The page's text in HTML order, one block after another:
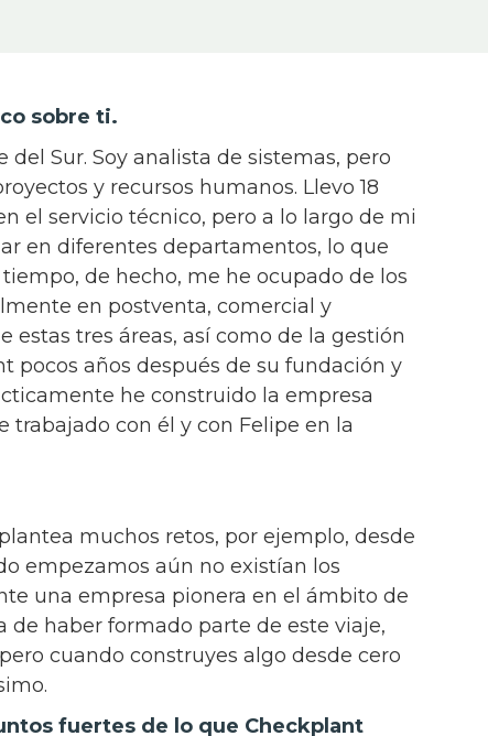
sobre ti.
del Sur. Soy analista de sistemas, pero
y recursos humanos. Llevo 18
el servicio técnico, pero a lo largo de mi
en diferentes departamentos, lo que
de hecho, me he ocupado de los
en postventa, comercial y
tres áreas, así como de la gestión
pocos años después de su fundación y
he construido la empresa
trabajado con él y con Felipe en la
muchos retos, por ejemplo, desde
empezamos aún no existían los
una empresa pionera en el ámbito de
haber formado parte de este viaje,
cuando construyes algo desde cero
fuertes de lo que Checkplant